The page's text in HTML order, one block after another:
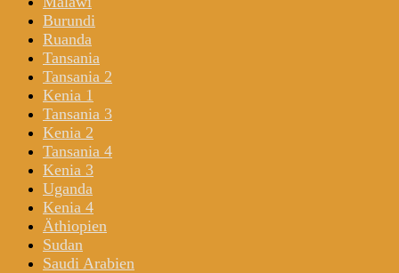
Burundi
Ruanda
Tansania
Tansania 2
Kenia 1
Tansania 3
Kenia 2
Tansania 4
Kenia 3
Uganda
Kenia 4
Äthiopien
Sudan
Saudi Arabien